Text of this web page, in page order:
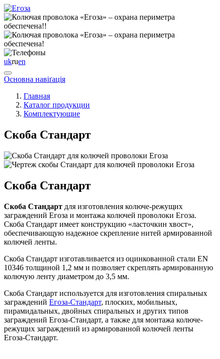
ukruen
Основна навіґація
Главная
Каталог продукции
Комплектующие
Скоба Стандарт
Скоба Стандарт
Скоба Стандарт для изготовления колюче-режущих
заграждений Егоза и монтажа колючей проволоки Егоза.
Скоба Стандарт имеет конструкцию «ласточкин хвост»,
обеспечивающую надежное скрепление нитей армированной
колючей ленты.
Скоба Стандарт изготавливается из оцинкованной стали EN
10346 толщиной 1,2 мм и позволяет скреплять армированную
колючую ленту диаметром до 3,5 мм.
Скоба Стандарт используется для изготовления спиральных
заграждений Егоза-Стандарт, плоских, мобильных,
пирамидальных, двойных спиральных и других типов
заграждений Егоза-Стандарт, а также для монтажа колюче-
режущих заграждений из армированной колючей ленты
Егоза-Стандарт.